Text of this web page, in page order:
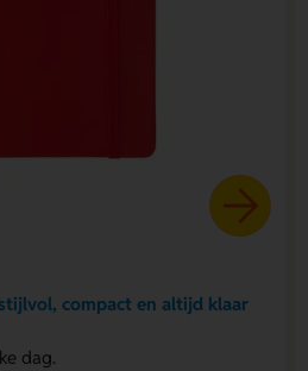
compact en altijd klaar
dag.